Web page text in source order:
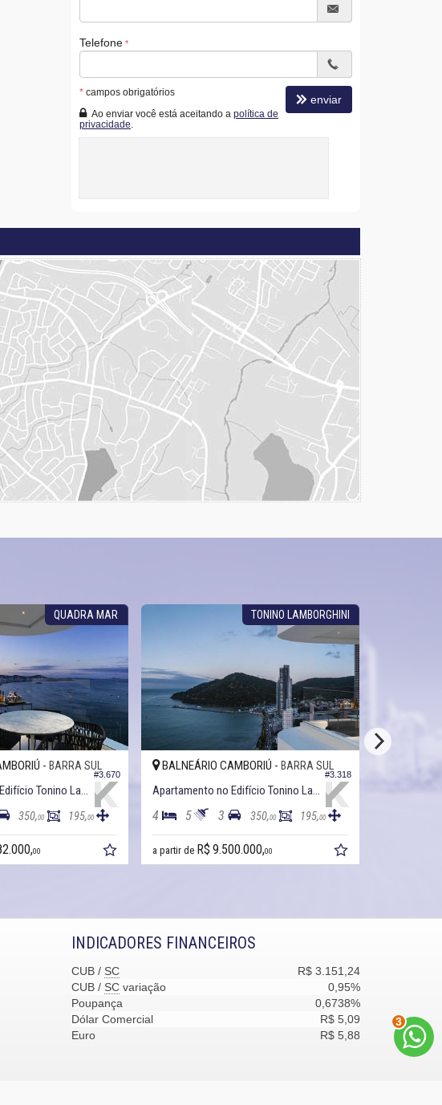
Telefone
* campos obrigatórios
Ao enviar você está aceitando a política de
privacidade
enviar
QUADRA MAR
#3.670
- BARRA SUL
Apartamento no Edifício Tonino Lamborghini
350,00 195,00
00
TONINO LAMBORGHINI
#3.318
BALNEÁRIO CAMBORIÚ - BARRA SUL
Apartamento no Edifício Tonino Lamborghini
4 5 3 350,00 195,00
a partir de R$ 9.500.000,00
INDICADORES FINANCEIROS
CUB / SC
R$ 3.151,24
CUB / SC variação
0,95%
Poupança
0,6738%
Dólar Comercial
R$ 5,09
Euro
R$ 5,88
3